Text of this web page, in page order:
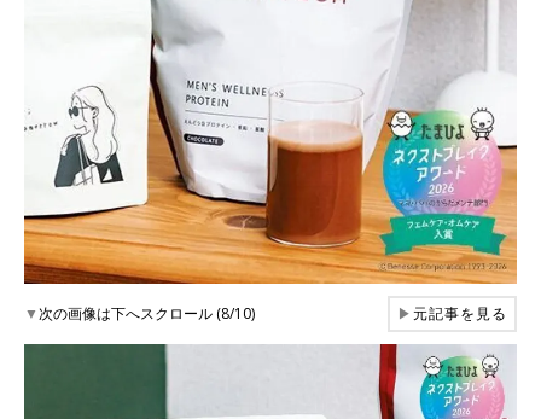
▼次の画像は下へスクロール (8/10) ▶元記事を見る